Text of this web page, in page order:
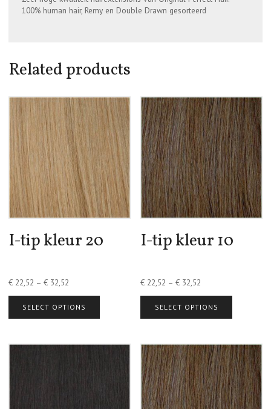
100% human hair, Remy en Double Drawn gesorteerd
Related products
I-tip kleur 20
€22,52 – €32,52
SELECT OPTIONS
I-tip kleur 10
€ 22,52 –€ 32,52
SELECT OPTIONS